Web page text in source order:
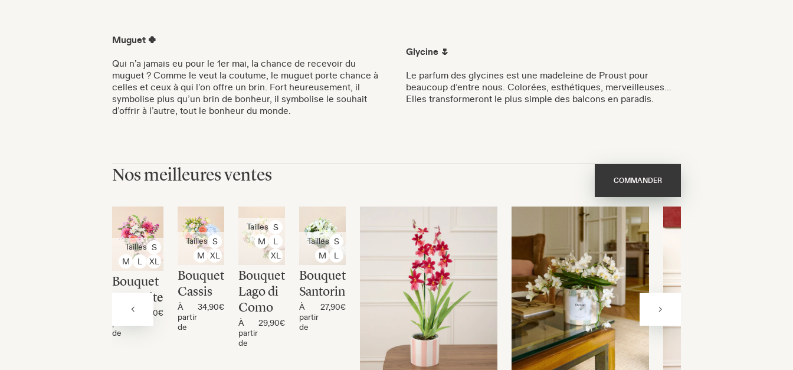
Muguet 🍀
Qui n’a jamais eu pour le 1er mai, la chance de recevoir du
muguet ? Comme le veut la coutume, le muguet porte chance à
celles et ceux à qui l’on offre un brin. Fort heureusement, il
symbolise plus qu’un brin de bonheur, il symbolise le souhait
d’offrir à l’autre, tout le bonheur du monde.
Glycine 🌷
Le parfum des glycines est une madeleine de Proust pour
beaucoup d’entre nous. Colorées, esthétiques, merveilleuses…
Elles transformeront le plus simple des balcons en paradis.
Nos meilleures ventes
Tailles S
M
L XL
Bouquet
Yosemite
de
32,90€
Tailles S
M
XL
Bouquet
Cassis
À
partir
de
34,90€
Tailles S
M
L
XL
Bouquet
Lago di
Como
À
partir
de
29,90€
Tailles S
M
L
Bouquet
Santorin
À
partir
de
27,90€
COMMANDER